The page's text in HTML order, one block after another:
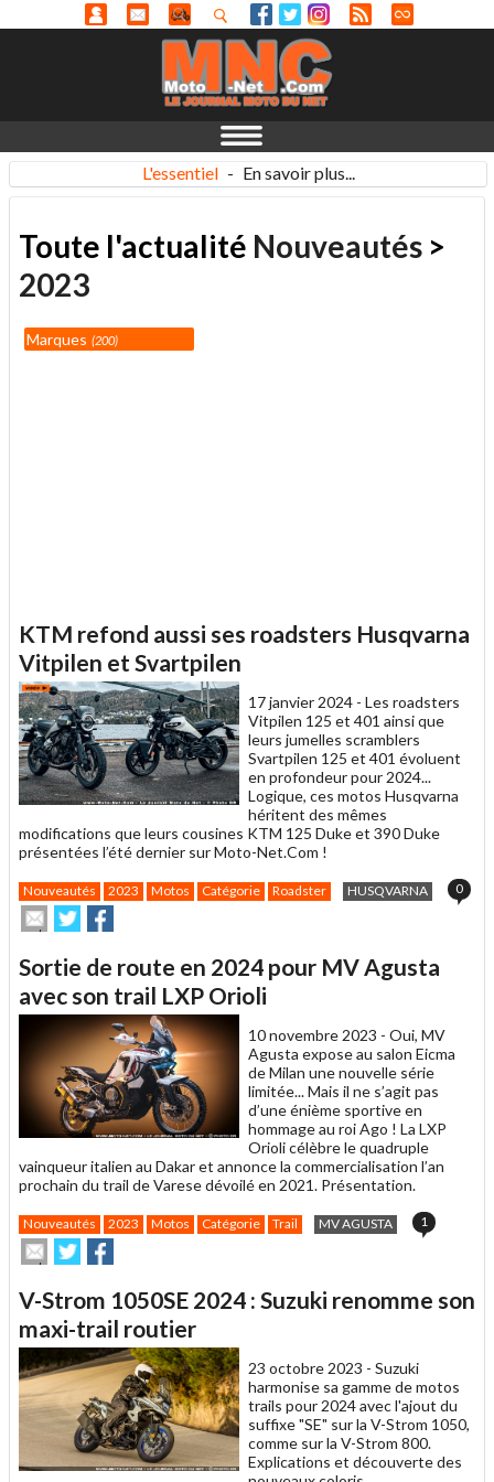
L'essentiel - En savoir plus...
Toute l'actualité Nouveautés >
2023
Marques 200
KTM refond aussi ses roadsters Husqvarna
Vitpilen et Svartpilen
17 janvier 2024 - Les roadsters
Vitpilen 125 et 401 ainsi que
leurs jumelles scramblers
Svartpilen 125 et 401 évoluent
en profondeur pour 2024...
Logique, ces motos Husqvarna
héritent des mêmes
modifications que leurs cousines KTM 125 Duke et 390 Duke
présentées l’été dernier sur Moto-Net.Com !
Nouveautés 2023 Motos Catégorie Roadster HUSQVARNA 0
Envoyer
cet
à
un
ami
Partager
sur
sur
Sortie de route en 2024 pour MV Agusta
avec son trail LXP Orioli
10 novembre 2023 - Oui, MV
Agusta expose au salon Eicma
de Milan une nouvelle série
limitée... Mais il ne s’agit pas
d’une énième sportive en
hommage au roi Ago ! La LXP
Orioli célèbre le quadruple
vainqueur italien au Dakar et annonce la commercialisation l’an
prochain du trail de Varese dévoilé en 2021. Présentation.
Nouveautés 2023 Motos Catégorie Trail MV AGUSTA 1
Envoyer
cet
à
un
ami
Partager
sur
sur
V-Strom 1050SE 2024 : Suzuki renomme son
maxi-trail routier
23 octobre 2023 - Suzuki
harmonise sa gamme de motos
trails pour 2024 avec l'ajout du
suffixe "SE" sur la V-Strom 1050,
comme sur la V-Strom 800.
Explications et découverte des